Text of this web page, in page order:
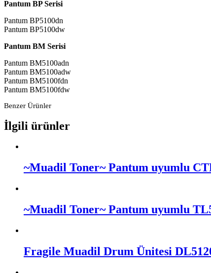
Pantum BP Serisi
Pantum BP5100dn
Pantum BP5100dw
Pantum BM Serisi
Pantum BM5100adn
Pantum BM5100adw
Pantum BM5100fdn
Pantum BM5100fdw
Benzer Ürünler
İlgili ürünler
~Muadil Toner~ Pantum uyumlu
~Muadil Toner~ Pantum uyumlu
Fragile Muadil Drum Ünitesi